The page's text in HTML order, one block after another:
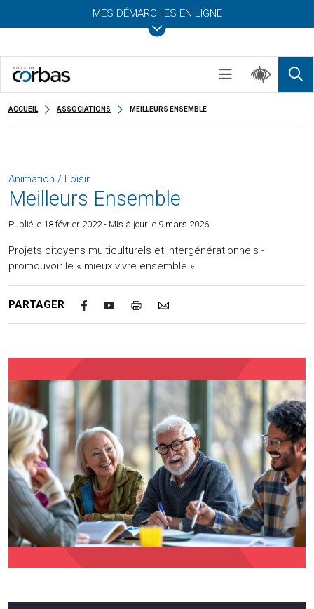
MES DÉMARCHES EN LIGNE
ACCUEIL ASSOCIATIONS MEILLEURS ENSEMBLE
Animation / Loisir
Meilleurs Ensemble
Publié le 18 février 2022- Mis à jour le 9 mars 2026
Projets citoyens multiculturels et intergénérationnels -
promouvoir le « mieux vivre ensemble »
PARTAGER